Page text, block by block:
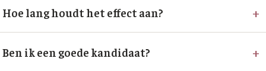
Hoe lang houdt het effect aan? +
Ben ik een goede kandidaat? +